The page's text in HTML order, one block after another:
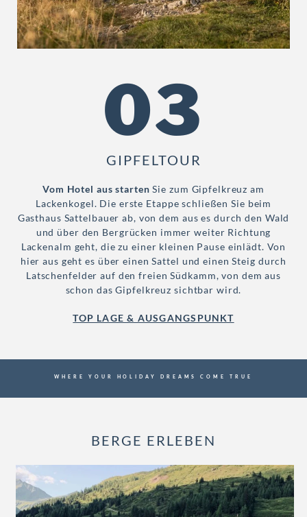
03
GIPFELTOUR
Vom Hotel aus starten Sie zum Gipfelkreuz am
Lackenkogel. Die erste Etappe schließen Sie beim
Gasthaus Sattelbauer ab, von dem aus es durch den Wald
und über den Bergrücken immer weiter Richtung
Lackenalm geht, die zu einer kleinen Pause einlädt. Von
hier aus geht es über einen Sattel und einen Steig durch
Latschenfelder auf den freien Südkamm, von dem aus
schon das Gipfelkreuz sichtbar wird.
TOP LAGE & AUSGANGSPUNKT
WHERE YOUR HOLIDAY DREAMS COME TRUE
BERGE ERLEBEN